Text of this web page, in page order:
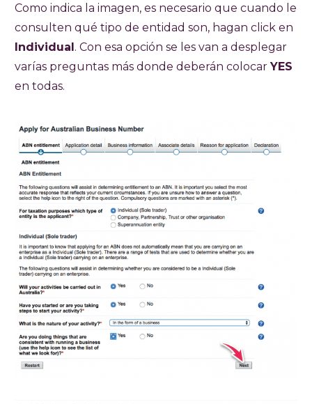
Como indica la imagen, es necesario que cuando le
consulten qué tipo de entidad son, hagan click en
Individual. Con esa opción se les van a desplegar
varías preguntas más donde deberán colocar YES
en todas.